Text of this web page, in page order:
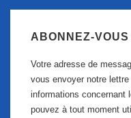
ABONNEZ-
Votre adresse de
vous envoyer notre
informations concernant
pouvez à tout moment